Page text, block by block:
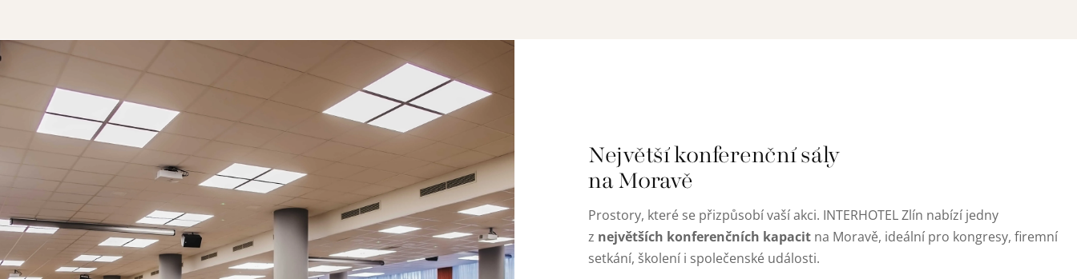
Největší konferenční sály
na Moravě
Prostory, které se přizpůsobí vaší akci. INTERHOTEL Zlín nabízí jedny
z největších konferenčních kapacit na Moravě, ideální pro kongresy, firemní
setkání, školení i společenské události.